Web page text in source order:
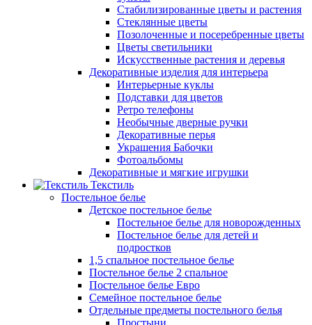
Стабилизированные цветы и растения
Стеклянные цветы
Позолоченные и посеребренные цветы
Цветы светильники
Искусственные растения и деревья
Декоративные изделия для интерьера
Интерьерные куклы
Подставки для цветов
Ретро телефоны
Необычные дверные ручки
Декоративные перья
Украшения Бабочки
Фотоальбомы
Декоративные и мягкие игрушки
Текстиль
Постельное белье
Детское постельное белье
Постельное белье для новорожденных
Постельное белье для детей и
подростков
1,5 спальное постельное белье
Постельное белье 2 спальное
Постельное белье Евро
Семейное постельное белье
Отдельные предметы постельного белья
Простыни